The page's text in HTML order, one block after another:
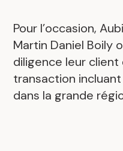
Pour l’occasion,
Martin Daniel Boily
diligence leur
transaction
dans la grande